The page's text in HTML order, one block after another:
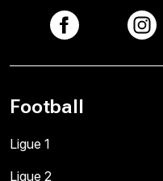
Football
Ligue 1
Ligue 2